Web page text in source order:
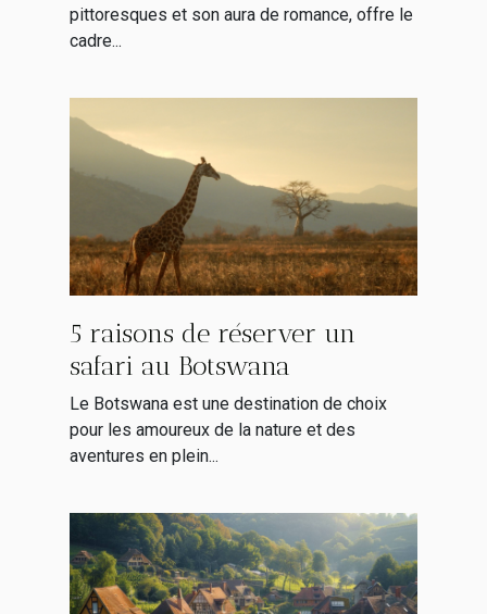
pittoresques et son aura de romance, offre le
cadre...
5 raisons de réserver un
safari au Botswana
Le Botswana est une destination de choix
pour les amoureux de la nature et des
aventures en plein...